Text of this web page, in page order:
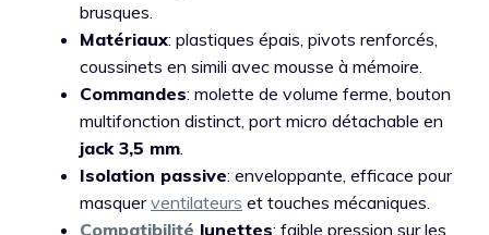
brusques.
Matériaux: plastiques épais, pivots renforcés,
coussinets en simili avec mousse à mémoire.
Commandes: molette de volume ferme, bouton
multifonction distinct, port micro détachable en
jack 3,5 mm.
Isolation passive: enveloppante, efficace pour
masquerventilateurs et touches mécaniques.
Compatibilité lunettes: faible pression sur les